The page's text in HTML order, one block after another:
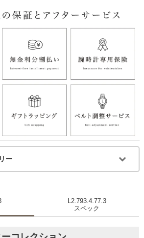
ー
L2.793.4.77.3
スペック